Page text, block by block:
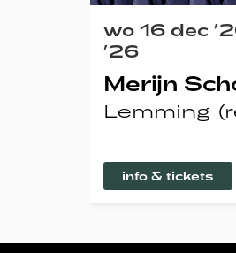
Merijn
Lemming
wo 16 dec
’26
info & tickets